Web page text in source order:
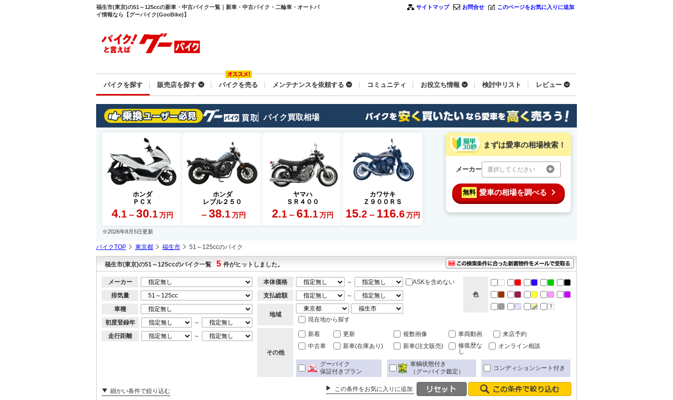
福生市(東京)の51～125ccの新車・中古バイク一覧｜新車・中古バイク・二輪車・オートバ
イ情報なら【グーバイク(GooBike)】
サイトマップ お問合せ このページをお気に入りに追加
バイクを探す 販売店を探す バイクを売る メンテナンスを依頼する コミュニティ お役立ち情報 検討中リスト レビュー
バイク買取相場
ホンダ
ＰＣＸ
4.1 ～ 30.1 万円
ホンダ
レブル２５０
～ 38.1 万円
ヤマハ
ＳＲ４００
2.1 ～ 61.1 万円
カワサキ
Ｚ９００ＲＳ
15.2 ～ 116.6 万円
まずは愛車の相場検索！
メーカー 選択してください
無料 愛車の相場を調べる
※2026年8月5日更新
バイクTOP 東京都 福生市 51～125ccのバイク
福生市(東京)の51～125ccのバイク一覧 5 件がヒットしました。
メーカー
排気量
車種
初度登録年
～
走行距離
～
本体価格 ～
ASKを含めない
支払総額
～
地域
現在地から探す
色
その他
新着 更新 複数画像 車両動画
来店予約
中古車
新車(在庫あり) 新車(注文販売)
修復歴な
し
オンライン相談
グーバイク
保証付きプラン
車輌状態付き
（グーバイク鑑定）
コンディションシート付き
細かい条件で絞り込む この条件をお気に入りに追加